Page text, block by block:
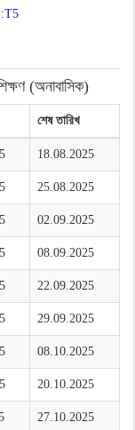
(অনাবাসিক)
শেষ তারিখ
18.08.2025
25.08.2025
02.09.2025
08.09.2025
22.09.2025
29.09.2025
08.10.2025
20.10.2025
27.10.2025